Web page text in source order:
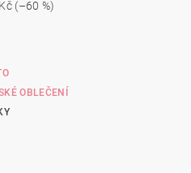
(–60 %)
OBLEČENÍ